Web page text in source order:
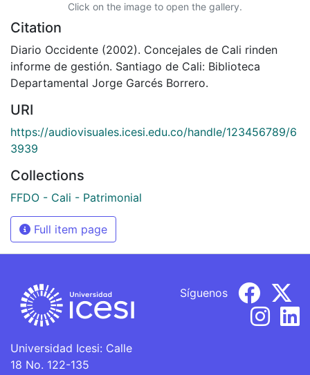
Click on the image to open the gallery.
Citation
Diario Occidente (2002). Concejales de Cali rinden
informe de gestión. Santiago de Cali: Biblioteca
Departamental Jorge Garcés Borrero.
URI
https://audiovisuales.icesi.edu.co/handle/123456789/6
3939
Collections
FFDO - Cali - Patrimonial
Full item page
Universidad Icesi: Calle
18 No. 122-135
Síguenos